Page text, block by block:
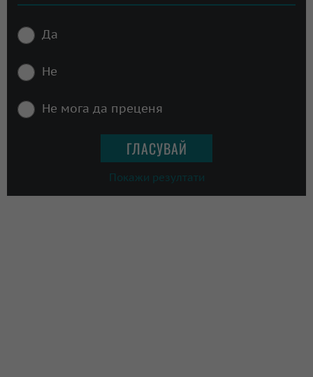
Да
Не
Не мога да преценя
Покажи резултати